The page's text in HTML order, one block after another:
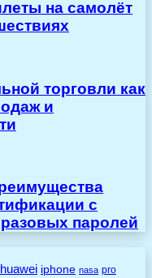
на самолёт
торговли как
и
с
паролей
huawei iphone nasa pro